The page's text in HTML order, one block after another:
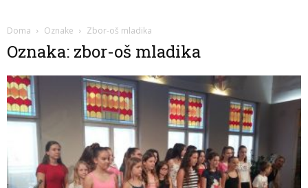
Doma Oznake Zbor-oš mladika
Oznaka: zbor-oš mladika